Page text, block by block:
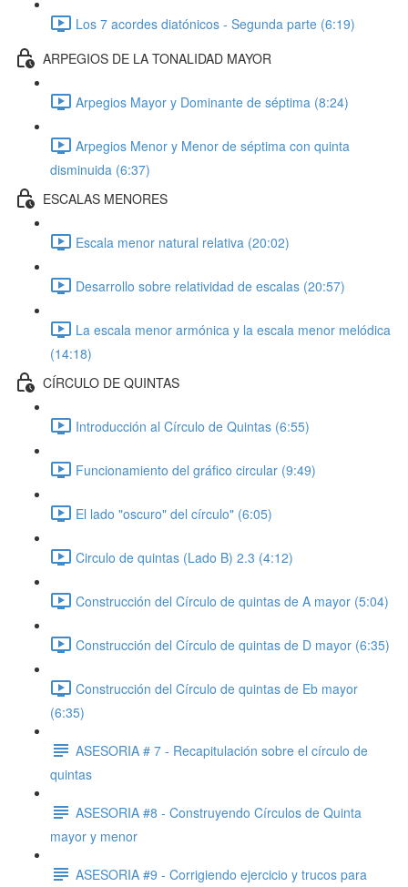
Los 7 acordes diatónicos - Segunda parte (6:19)
ARPEGIOS DE LA TONALIDAD MAYOR
Arpegios Mayor y Dominante de séptima (8:24)
Arpegios Menor y Menor de séptima con quinta
disminuida (6:37)
ESCALAS MENORES
Escala menor natural relativa (20:02)
Desarrollo sobre relatividad de escalas (20:57)
La escala menor armónica y la escala menor melódica
(14:18)
CÍRCULO DE QUINTAS
Introducción al Círculo de Quintas (6:55)
Funcionamiento del gráfico circular (9:49)
El lado "oscuro" del círculo" (6:05)
Circulo de quintas (Lado B) 2.3 (4:12)
Construcción del Círculo de quintas de A mayor (5:04)
Construcción del Círculo de quintas de D mayor (6:35)
Construcción del Círculo de quintas de Eb mayor
(6:35)
ASESORIA # 7 - Recapitulación sobre el círculo de
quintas
ASESORIA #8 - Construyendo Círculos de Quinta
mayor y menor
ASESORIA #9 - Corrigiendo ejercicio y trucos para